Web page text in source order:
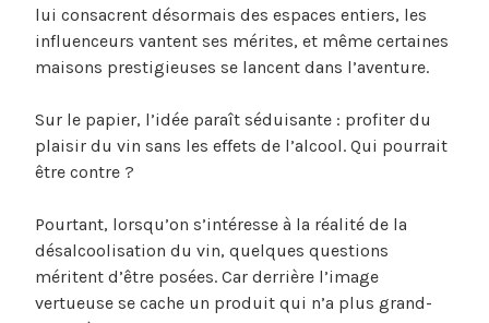
lui consacrent désormais des espaces entiers, les
influenceurs vantent ses mérites, et même certaines
maisons prestigieuses se lancent dans l’aventure.
Sur le papier, l’idée paraît séduisante : profiter du
plaisir du vin sans les effets de l’alcool. Qui pourrait
être contre ?
Pourtant, lorsqu’on s’intéresse à la réalité de la
désalcoolisation du vin, quelques questions
méritent d’être posées. Car derrière l’image
vertueuse se cache un produit qui n’a plus grand-